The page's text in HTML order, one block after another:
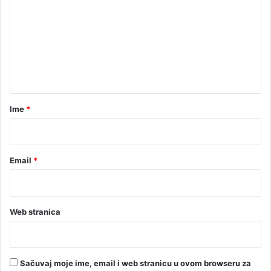
rIme *
Email *
Web stranica
Sačuvaj moje ime, email i web stranicu u ovom browseru za